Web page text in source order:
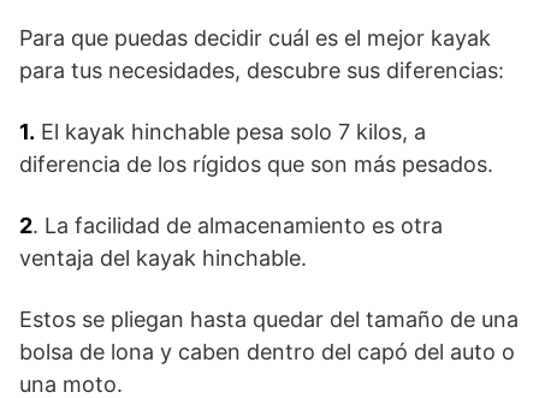
Para que puedas decidir cuál es el mejor kayak
para tus necesidades, descubre sus diferencias:
1. El kayak hinchable pesa solo 7 kilos, a
diferencia de los rígidos que son más pesados.
2. La facilidad de almacenamiento es otra
ventaja del kayak hinchable.
Estos se pliegan hasta quedar del tamaño de una
bolsa de lona y caben dentro del capó del auto o
una moto.